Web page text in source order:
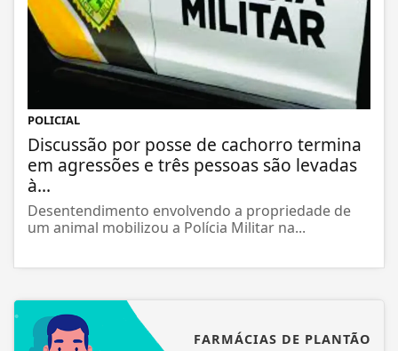
POLICIAL
Discussão por posse de cachorro termina
em agressões e três pessoas são levadas
à...
Desentendimento envolvendo a propriedade de
um animal mobilizou a Polícia Militar na...
FARMÁCIAS DE PLANTÃO